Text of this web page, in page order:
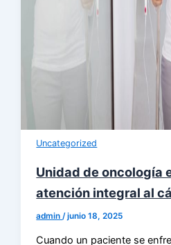
Uncategorized
Unidad de oncología
atención integral al
admin /junio 18, 2025
Cuando un paciente se